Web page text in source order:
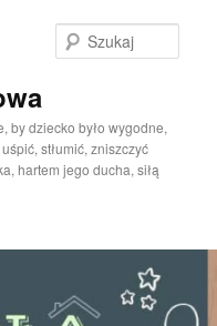
by dziecko było wygodne,
stłumić, zniszczyć
hartem jego ducha, siłą